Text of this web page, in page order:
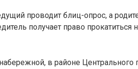
проводит блиц-опрос, а
получает право прокатиться
в районе Центрального